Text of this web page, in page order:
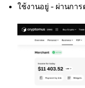
ใช้งานอยู่ - ผ่านการ